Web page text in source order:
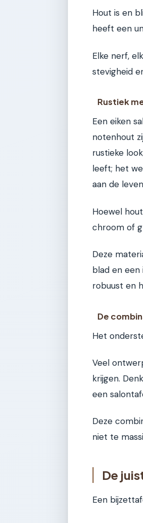
Hout is en
heeft een
Elke nerf,
stevigheid
Rustiek
Een eiken
notenhout
rustieke
leeft; het
aan de
Hoewel
chroom of
Deze
blad en
robuust en
De
Het
Veel
krijgen.
een
Deze
niet te
De
Een